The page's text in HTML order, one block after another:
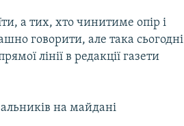
а тих, хто чинитиме опір і
говорити, але така сьогодні
лінії в редакції газети
на майдані